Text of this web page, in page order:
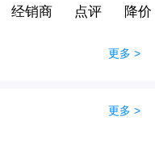
经销商 点评 降价
更多 >
更多 >